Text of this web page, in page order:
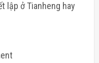
lập ở Tianheng hay